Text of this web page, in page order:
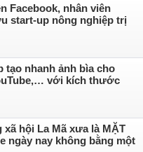
Facebook, nhân viên
start-up nông nghiệp trị
tạo nhanh ảnh bìa cho
với kích thước
hội La Mã xưa là MẶT
ngày nay không bằng một